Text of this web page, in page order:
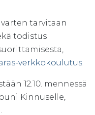
tarvitaan
todistus
verkkokoulutus
12.10. mennessä
Kinnuselle,